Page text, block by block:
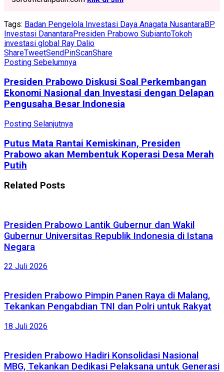
Tags: Badan Pengelola Investasi Daya Anagata NusantaraBP
Investasi DanantaraPresiden Prabowo SubiantoTokoh
investasi global Ray Dalio
ShareTweetSend PinScanShare
Posting Sebelumnya
Presiden Prabowo Diskusi Soal Perkembangan
Ekonomi Nasional dan Investasi dengan Delapan
Pengusaha Besar Indonesia
Posting Selanjutnya
Putus Mata Rantai Kemiskinan, Presiden
Prabowo akan Membentuk Koperasi Desa Merah
Putih
Related Posts
Presiden Prabowo Lantik Gubernur dan Wakil
Gubernur Universitas Republik Indonesia di Istana
Negara
22 Juli 2026
Presiden Prabowo Pimpin Panen Raya di Malang,
Tekankan Pengabdian TNI dan Polri untuk Rakyat
18 Juli 2026
Presiden Prabowo Hadiri Konsolidasi Nasional
MBG, Tekankan Dedikasi Pelaksana untuk Generasi